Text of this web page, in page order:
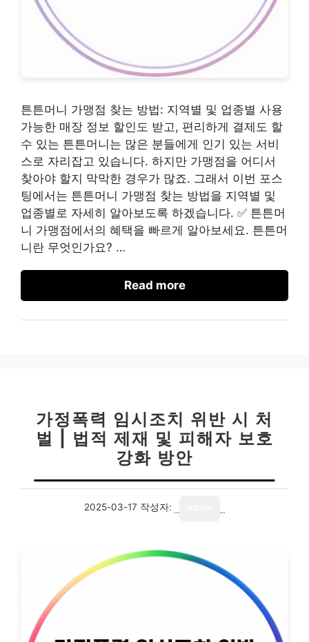
튼튼머니 가맹점 찾는 방법: 지역별 및 업종별 사용
가능한 매장 정보 할인도 받고, 편리하게 결제도 할
수 있는 튼튼머니는 많은 분들에게 인기 있는 서비
스로 자리잡고 있습니다. 하지만 가맹점을 어디서
찾아야 할지 막막한 경우가 많죠. 그래서 이번 포스
팅에서는 튼튼머니 가맹점 찾는 방법을 지역별 및
업종별로 자세히 알아보도록 하겠습니다. ✅ 튼튼머
니 가맹점에서의 혜택을 빠르게 알아보세요. 튼튼머
니란 무엇인가요? …
Read more
가정폭력 임시조치 위반 시 처
벌 | 법적 제재 및 피해자 보호
강화 방안
2025-03-17 작성자: